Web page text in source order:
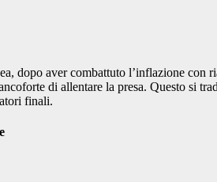
dopo aver combattuto l’inflazione con
di allentare la presa. Questo si
finali.